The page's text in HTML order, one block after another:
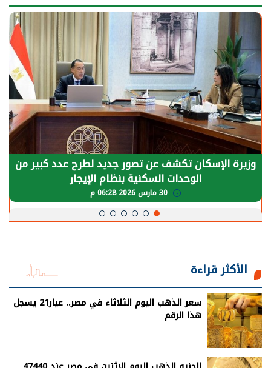
وزيرة الإسكان تكشف عن تصور جديد لطرح عدد كبير من
الوحدات السكنية بنظام الإيجار
الأكثر قراءة
سعر الذهب اليوم الثلاثاء في مصر.. عيار21 يسجل
هذا الرقم